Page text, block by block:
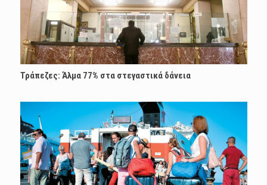
Τράπεζες: Άλμα 77% στα στεγαστικά δάνεια